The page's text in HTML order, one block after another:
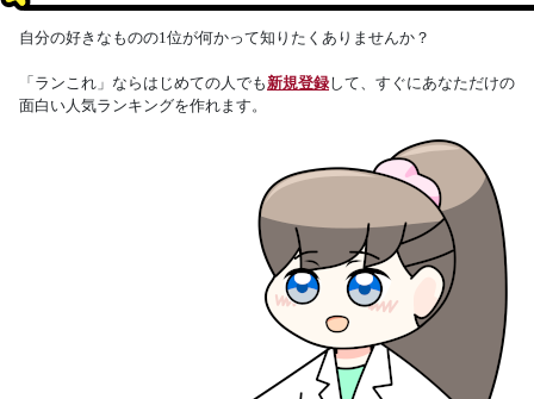
自分の好きなものの1位が何かって知りたくありませんか？
「ランこれ」ならはじめての人でも新規登録して、すぐにあなただけの
面白い人気ランキングを作れます。